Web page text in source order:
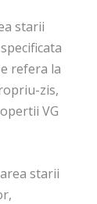
starii
refera la
zis,
VG
starii